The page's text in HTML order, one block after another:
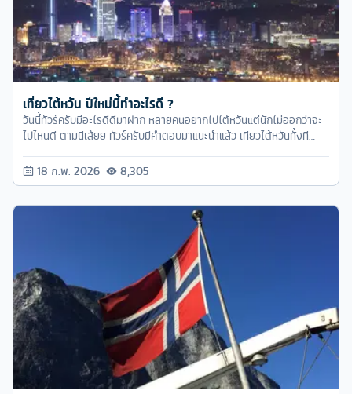
เที่ยวไต้หวัน ปีใหม่นี้ทำอะไรดี ?
วันนี้ทัวร์ครับมีอะไรดีดีมาฝาก หลายคนอยากไปไต้หวันแต่นักไม่ออกว่าจะ
ไปไหนดี ตามนี่เล้ยย ทัวร์ครับมีคำตอบมาแนะนำแล้ว เที่ยวไต้หวันทั้งที
18 ก.พ. 2026 8,305